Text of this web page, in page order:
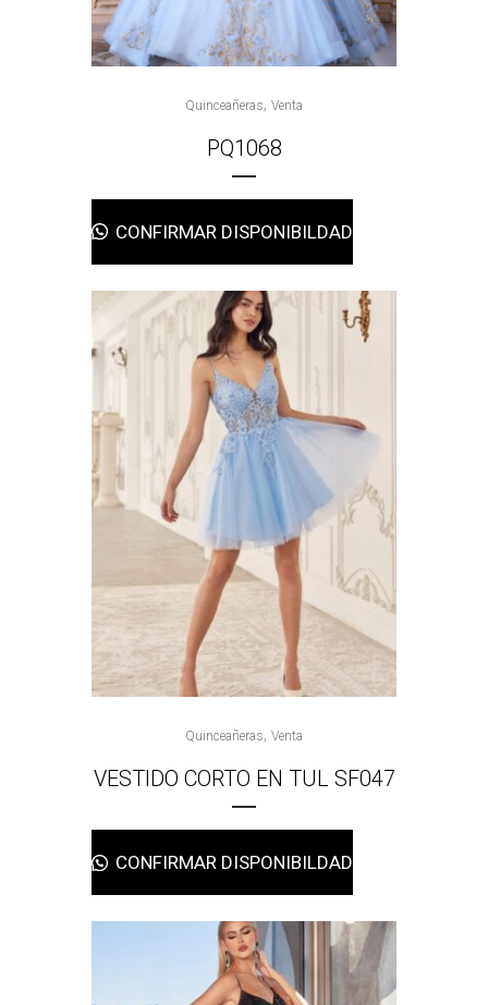
Quinceañeras, Venta
PQ1068
CONFIRMAR DISPONIBILDAD
Quinceañeras, Venta
VESTIDO CORTO EN TUL SF047
CONFIRMAR DISPONIBILDAD